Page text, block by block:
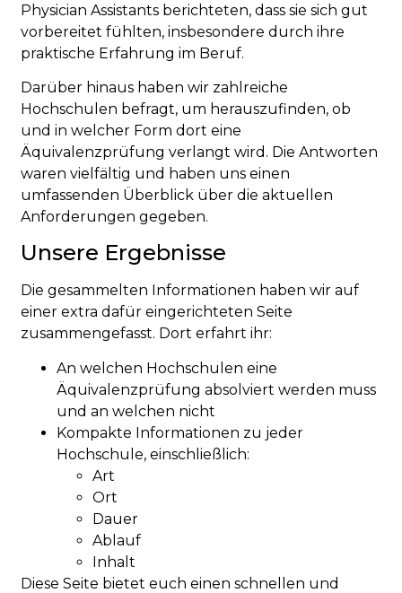
Physician Assistants berichteten, dass sie sich gut
vorbereitet fühlten, insbesondere durch ihre
praktische Erfahrung im Beruf.
Darüber hinaus haben wir zahlreiche
Hochschulen befragt, um herauszufinden, ob
und in welcher Form dort eine
Äquivalenzprüfung verlangt wird. Die Antworten
waren vielfältig und haben uns einen
umfassenden Überblick über die aktuellen
Anforderungen gegeben.
Unsere Ergebnisse
Die gesammelten Informationen haben wir auf
einer extra dafür eingerichteten Seite
zusammengefasst. Dort erfahrt ihr:
An welchen Hochschulen eine
Äquivalenzprüfung absolviert werden muss
und an welchen nicht
Kompakte Informationen zu jeder
Hochschule, einschließlich:
Art
Ort
Dauer
Ablauf
Inhalt
Diese Seite bietet euch einen schnellen und